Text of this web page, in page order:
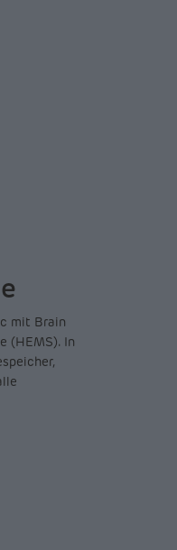
mit Brain
(HEMS). In